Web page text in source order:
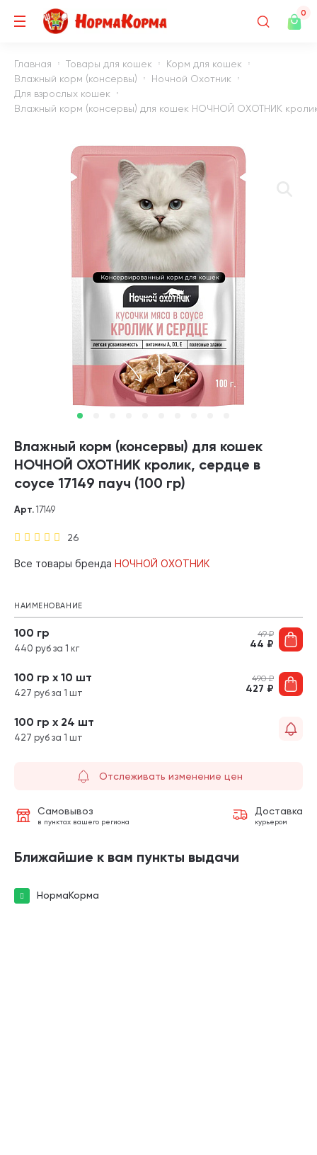
0
Главная Товары для кошек
Корм для кошек
Влажный корм (консервы)
Ночной Охотник
Для взрослых кошек
Влажный корм (консервы) для кошек НОЧНОЙ ОХОТНИК
Влажный корм (консервы) для кошек
НОЧНОЙ ОХОТНИК кролик, сердце в
соусе 17149 пауч (100 гр)
26
Арт. 17149
Все товары бренда НОЧНОЙ ОХОТНИК
НАИМЕНОВАНИЕ
100 гр
440 руб за 1 кг
49₽
44 ₽
100 гр х 10 шт
427 руб за 1 шт
490₽
427 ₽
100 гр х 24 шт
427 руб за 1 шт
Отслеживать изменение цен
Самовывоз
в пунктах вашего региона
Доставка
курьером
Ближайшие к вам пункты выдачи
НормаКорма